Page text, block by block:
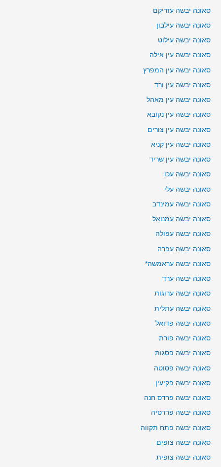
סאונה יבשה עזריקם
סאונה יבשה עילבון
סאונה יבשה עילוט
סאונה יבשה עין אילה
סאונה יבשה עין המפרץ
סאונה יבשה עין ורד
סאונה יבשה עין מאהל
סאונה יבשה עין נקובא
סאונה יבשה עין צורים
סאונה יבשה עין קניא
סאונה יבשה עין שריד
סאונה יבשה עכו
סאונה יבשה עלי
סאונה יבשה עמינדב
סאונה יבשה עמנואל
סאונה יבשה עפולה
סאונה יבשה עפרה
סאונה יבשה עראמשה*
סאונה יבשה ערד
סאונה יבשה ערוגות
סאונה יבשה עתלית
סאונה יבשה פדואל
סאונה יבשה פורת
סאונה יבשה פסגות
סאונה יבשה פסוטה
סאונה יבשה פקיעין
סאונה יבשה פרדס חנה
סאונה יבשה פרדסיה
סאונה יבשה פתח תקווה
סאונה יבשה צופים
סאונה יבשה צופית